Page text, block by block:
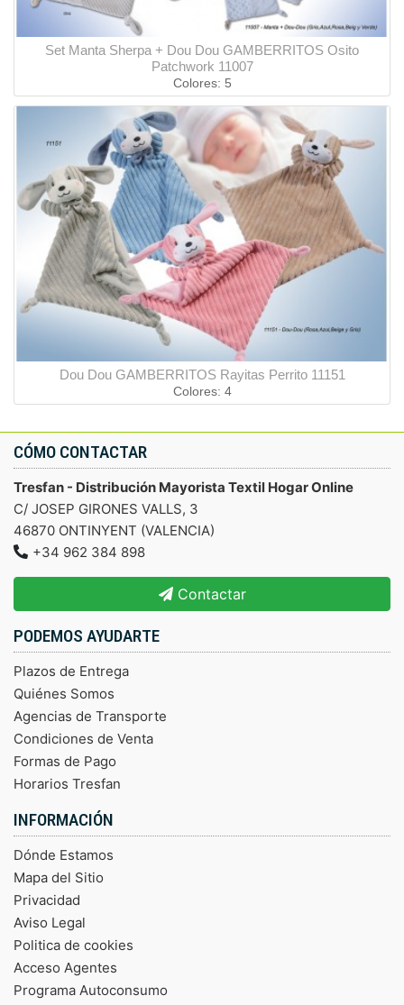
Set Manta Sherpa + Dou Dou GAMBERRITOS Osito
Patchwork 11007
Colores: 5
Dou Dou GAMBERRITOS Rayitas Perrito 11151
Colores: 4
CÓMO CONTACTAR
Tresfan - Distribución Mayorista Textil Hogar Online
C/ JOSEP GIRONES VALLS, 3
46870 ONTINYENT (VALENCIA)
+34 962 384 898
Contactar
PODEMOS AYUDARTE
Plazos de Entrega
Quiénes Somos
Agencias de Transporte
Condiciones de Venta
Formas de Pago
Horarios Tresfan
INFORMACIÓN
Dónde Estamos
Mapa del Sitio
Privacidad
Aviso Legal
Politica de cookies
Acceso Agentes
Programa Autoconsumo